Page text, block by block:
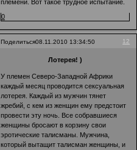
племени. Вот такое трудное испытание.
0
Поделиться 12
08.11.2010 13:34:50
Лотерея! )
У племен Северо-Западной Африки
каждый месяц проводится сексуальная
лотерея. Каждый из мужчин тянет
жребий, с кем из женщин ему предстоит
провести эту ночь. Все собравшиеся
женщины бросают в корзину свои
эротические талисманы. Мужчина,
который вытащит талисман женщины, и